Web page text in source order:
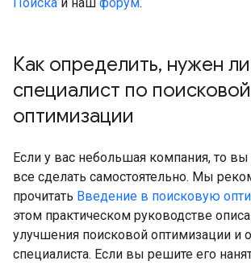
Как определить, нужен
специалист по поисковой
оптимизации
Если у вас небольшая компания, то
все сделать самостоятельно. Мы
прочитать Введение в поисковую
этом практическом руководстве
улучшения поисковой оптимизации и
специалиста. Если вы решите его